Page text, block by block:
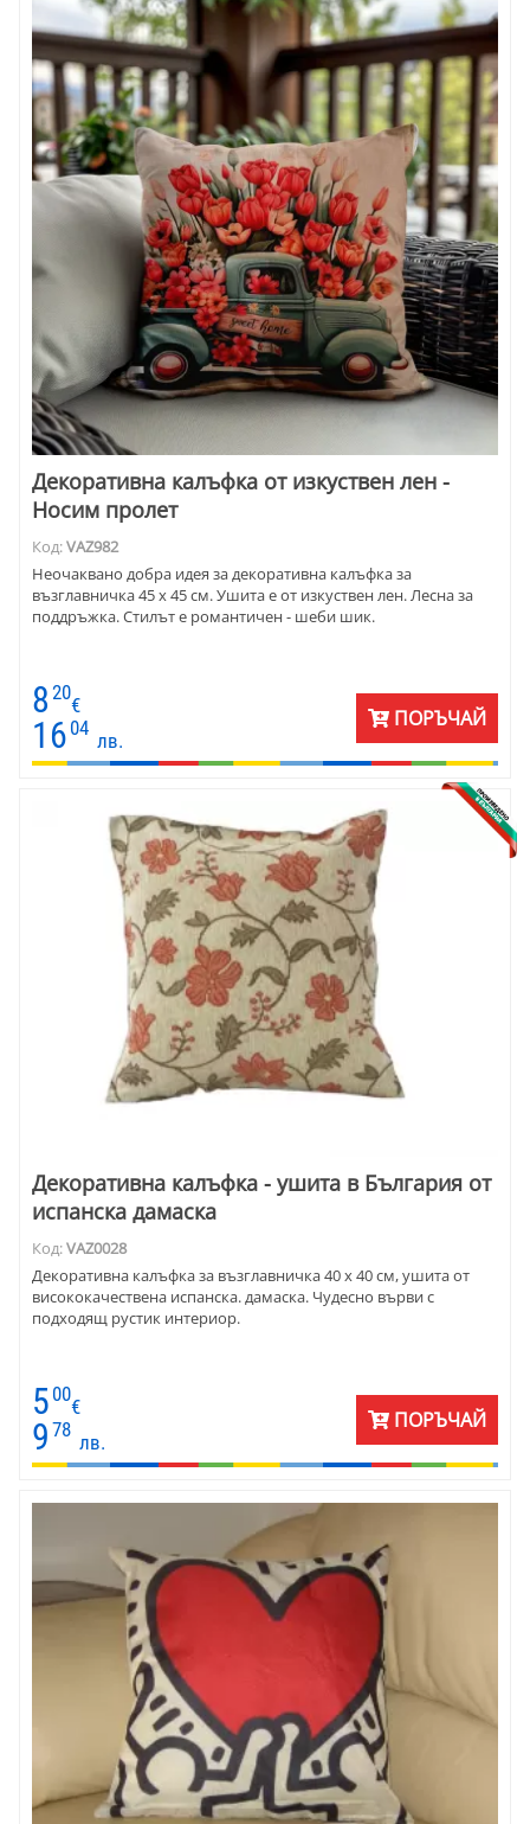
Декоративна калъфка от изкуствен лен -
Носим пролет
Код:VAZ982
Неочаквано добра идея за декоративна калъфка за
възглавничка 45 х 45 см. Ушита е от изкуствен лен. Лесна за
поддръжка. Стилът е романтичен - шеби шик.
8 20
€
16 04
лв.
ПОРЪЧАЙ
Декоративна калъфка - ушита в България от
испанска дамаска
Код:VAZ0028
Декоративна калъфка за възглавничка 40 х 40 см, ушита от
висококачествена испанска. дамаска. Чудесно върви с
подходящ рустик интериор.
5 00
€
9 78
лв.
ПОРЪЧАЙ